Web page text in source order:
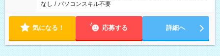
なし / パソコンスキル不要
気になる！ 応募する 詳細へ